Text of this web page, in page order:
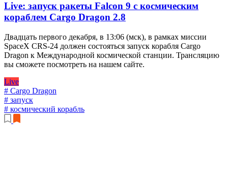
Live: запуск ракеты Falcon 9 с космическим
кораблем Cargo Dragon 2.8
Двадцать первого декабря, в 13:06 (мск), в рамках миссии
SpaceX CRS-24 должен состояться запуск корабля Cargo
Dragon к Международной космической станции. Трансляцию
вы сможете посмотреть на нашем сайте.
Live
# Cargo Dragon
# запуск
# космический корабль